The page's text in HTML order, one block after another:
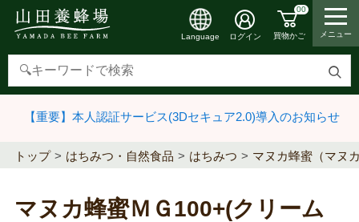
検
す
Language ログイン
00
買物かご メニュー
【重要】本人認証サービス(3Dセキュア2.0)導入のお知らせ
トップ はちみつ・自然食品 はちみつ マヌカ蜂蜜（マヌ
マヌカ蜂蜜ＭＧ100+(クリーム